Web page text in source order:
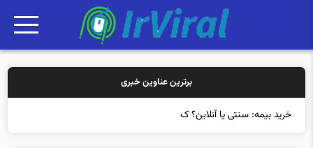
برترین عناوین خبری
خرید بیمه: سنتی یا آنلاین؟ کدامیک تجربه